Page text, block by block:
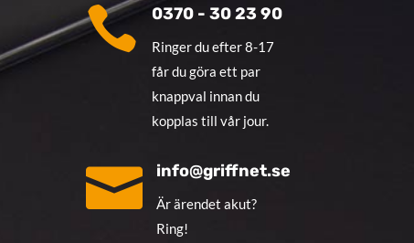
 0370 - 30 23 90
Ringer du efter 8-17
får du göra ett par
knappval innan du
kopplas till vår jour.
 info@griffnet.se
Är ärendet akut?
Ring!